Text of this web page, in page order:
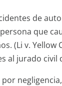
de
que
(Li v. Yellow
al jurado civil